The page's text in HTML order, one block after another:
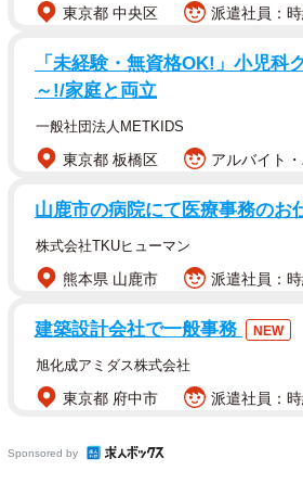
桜天満宮を境内に含む積善寺で展示
だ後、地表に目をこらして桜石を探
た。
宮前町の「天然砥石［といし］館」
東京都 中央区 派遣社員：
「未経験・無資格OK!」小児科
～!/家庭と両立
一般社団法人METKIDS
東京都 板橋区 アルバイト
山鹿市の病院にて医療事務のお
株式会社TKUヒューマン
熊本県 山鹿市 派遣社員：
建築設計会社で一般事務 NEW
旭化成アミダス株式会社
東京都 府中市 派遣社員：
Sponsored by